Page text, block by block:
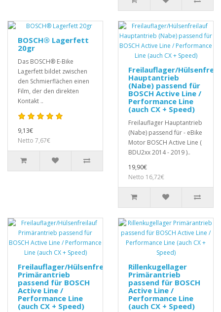
BOSCH® Lagerfett
20gr
Das BOSCH® E-Bike
Lagerfett bildet zwischen
den Schmierflächen einen
Film, der den direkten
Kontakt ..
9,13€
Netto 7,67€
Freilauflager/
Hauptantrieb
(Nabe) passend für
BOSCH Active Line /
Performance Line
(auch CX + Speed)
Freilauflager Hauptantrieb
(Nabe) passend für - eBike
Motor BOSCH Active Line (
BDU2xx 2014 - 2019 )..
19,90€
Netto 16,72€
Freilauflager/Hülsenfreilauf
Primärantrieb
passend für BOSCH
Active Line /
Performance Line
(auch CX + Speed)
Rillenkugellager
Primärantrieb
passend für BOSCH
Active Line /
Performance Line
(auch CX + Speed)